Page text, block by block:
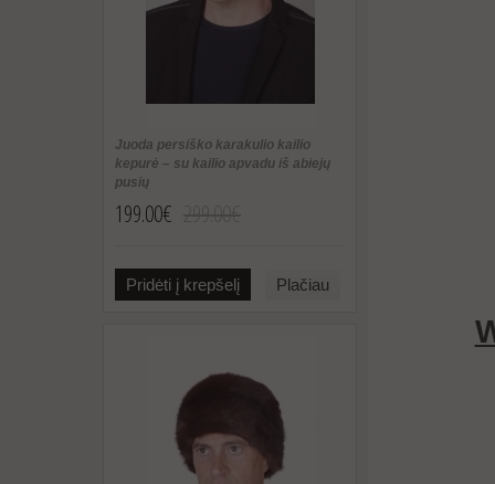
Juoda persiško karakulio kailio
kepurė – su kailio apvadu iš abiejų
pusių
199.00€
Pridėti į krepšelį Plačiau